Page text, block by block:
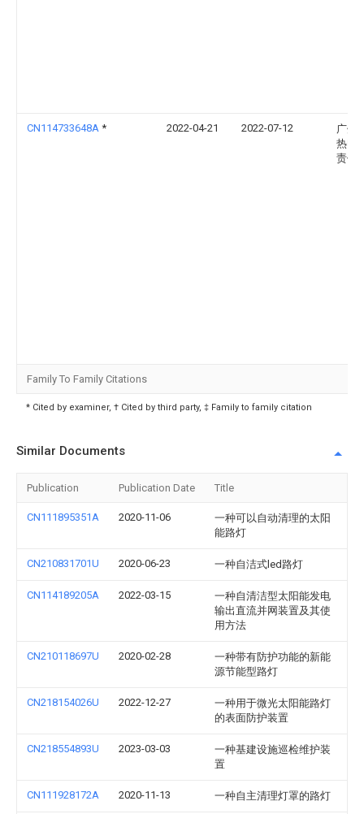
CN114733648A * 2022-04-21 2022-07-12
广州
热电
责任
Family To Family Citations
* Cited by examiner, † Cited by third party, ‡ Family to family citation
Similar Documents
Publication Publication Date Title
CN111895351A 2020-11-06
一种可以自动清理的太阳
能路灯
CN210831701U 2020-06-23 一种自洁式led路灯
CN114189205A 2022-03-15
一种自清洁型太阳能发电
输出直流并网装置及其使
用方法
CN210118697U 2020-02-28
一种带有防护功能的新能
源节能型路灯
CN218154026U 2022-12-27
一种用于微光太阳能路灯
的表面防护装置
CN218554893U 2023-03-03
一种基建设施巡检维护装
置
CN111928172A 2020-11-13 一种自主清理灯罩的路灯